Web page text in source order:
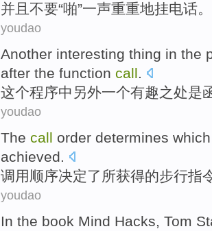
并且 不要“啪”一声重重地挂电话。
youdao
Another interesting thing in the
after the function call.
这个程序中 另外一个有趣之处是
youdao
The call order determines which
achieved.
调用顺序决定了 所获得的步行指
youdao
In the book Mind Hacks Tom